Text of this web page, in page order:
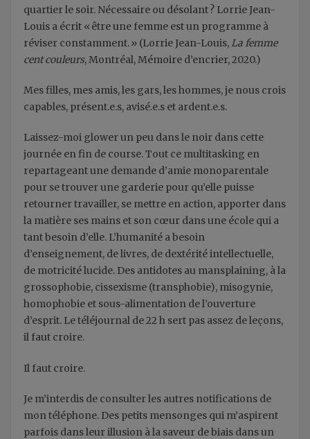
quartier le soir. Nécessaire ou désolant ? Lorrie Jean-
Louis a écrit « être une femme est un programme à
réviser constamment. » (Lorrie Jean-Louis, La femme
cent couleurs, Montréal, Mémoire d’encrier, 2020.)
Mes filles, mes amis, les gars, les hommes, je nous crois
capables, présent.e.s, avisé.e.s et ardent.e.s.
Laissez-moi glower un peu dans le noir dans cette
journée en fin de course. Tout ce multitasking en
repartageant une demande d’amie monoparentale
pour se trouver une garderie pour qu’elle puisse
retourner travailler, se mettre en action, apporter dans
la matière ses mains et son cœur dans une école qui a
tant besoin d’elle. L’humanité a besoin
d’enseignement, de livres, de dextérité intellectuelle,
de motricité lucide. Des antidotes au mansplaining, à la
grossophobie, cissexisme (transphobie), misogynie,
homophobie et sous-alimentation de l’ouverture
d’esprit. Le téléjournal de 22 h sert pas assez de leçons,
il faut croire.
Il faut croire.
Je m’interdis de consulter les autres notifications de
mon téléphone. Des petits mensonges qui m’aspirent
parfois dans leur illusion à la saveur de biais dans un